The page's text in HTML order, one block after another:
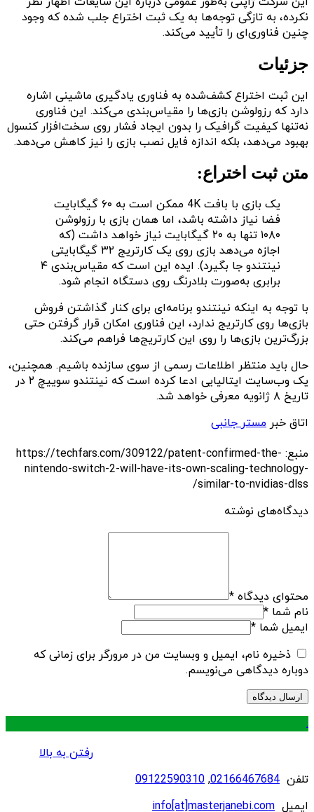
نکرده، به تازگی توجه‌ها به یک ثبت اختراع جلب شده که وجود
چنین فناوری‌ای را تأیید می‌کند.
جزئیات
این ثبت اختراع کشف‌شده به فناوری یادگیری ماشینی اشاره
دارد که رزولوشن بازی‌ها را مقیاس‌بندی می‌کند. این فناوری
نه‌تنها کیفیت گرافیک را بدون ایجاد فشار روی سخت‌افزار کنسول
بهبود می‌دهد، بلکه اندازه فایل نصب بازی را نیز کاهش می‌دهد.
متن ثبت اختراع:
یک بازی با بافت 4K ممکن است به ۶۰ گیگابایت
فضا نیاز داشته باشد، اما همان بازی با رزولوشن
۱۰۸۰ تنها به ۲۰ گیگابایت نیاز خواهد داشت (که
اجازه می‌دهد بازی روی یک کارتریج ۳۲ گیگابایتی
نینتندو جا بگیرد). ایده این است که مقیاس‌بندی ۴
برابری به‌صورت بلادرنگ روی دستگاه انجام شود.
با توجه به اینکه نینتندو برنامه‌ای برای کنار گذاشتن فروش
بازی‌ها روی کارتریج ندارد، این فناوری امکان قرار گرفتن حتی
بزرگ‌ترین بازی‌ها را روی این کارتریج‌ها فراهم می‌کند.
حال باید منتظر اطلاعات رسمی از سوی سازنده باشیم. همچنین،
یک وب‌سایت ایتالیایی ادعا کرده است که نینتندو سوییچ ۲ در
تاریخ ۸ ژانویه معرفی خواهد شد.
اتاق خبر مستر جانبی
منبع: https://techfars.com/309122/patent-confirmed-the-
nintendo-switch-2-will-have-its-own-scaling-technology-
similar-to-nvidias-dlss/
دیدگاه‌های نوشته
محتوای دیدگاه *
نام شما *
ایمیل شما *
ذخیره نام، ایمیل و وبسایت من در مرورگر برای زمانی که
دوباره دیدگاهی می‌نویسم.
.
رفتن به بالا
تلفن 02166467684
,
09122590310
ایمیل info[at]masterjanebi.com